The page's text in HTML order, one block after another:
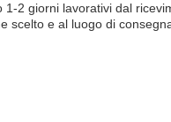
2 giorni lavorativi dal
scelto e al luogo di